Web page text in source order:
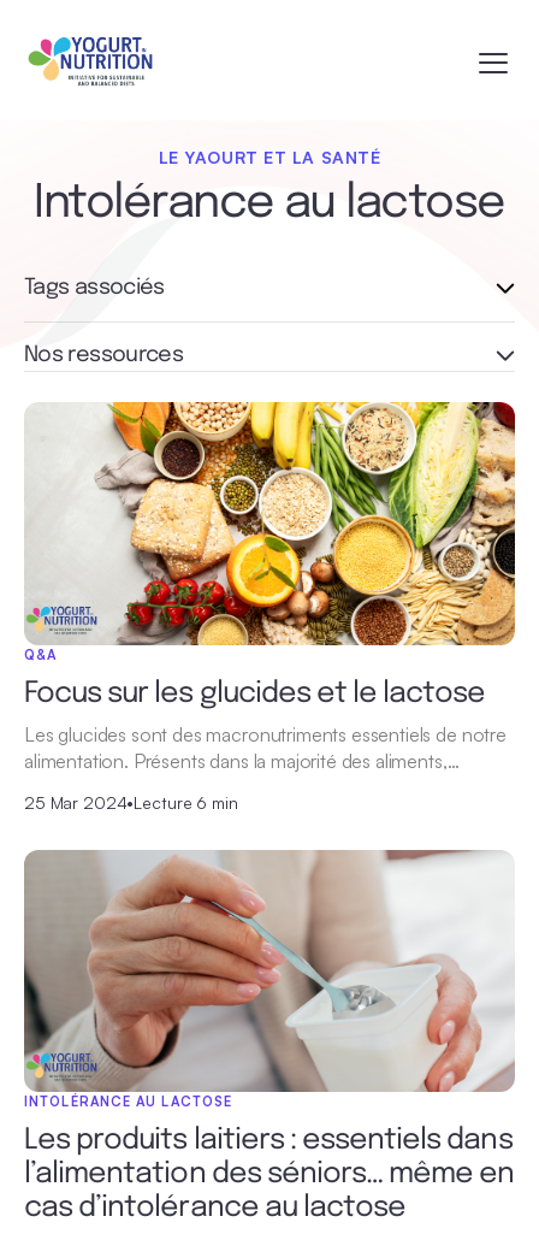
LE YAOURT ET LA SANTÉ
Intolérance au lactose
Q&A
Focus sur les glucides et le lactose
Les glucides sont des macronutriments essentiels de notre
alimentation. Présents dans la majorité des aliments,…
25 Mar 2024•Lecture 6 min
INTOLÉRANCE AU LACTOSE
Les produits laitiers : essentiels dans
l’alimentation des séniors… même en
cas d’intolérance au lactose
Tags associés
Nos ressources